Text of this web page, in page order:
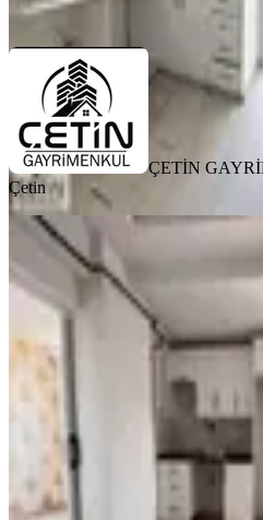
Ara
ÇETİN
Çetin
MANZARALI
Yeni
Yanı Sıfır
Dulkadiroğlu,
2+0·80 m²·3.
18.500 ₺
YENİ ROTA İNŞAAT EMLAK